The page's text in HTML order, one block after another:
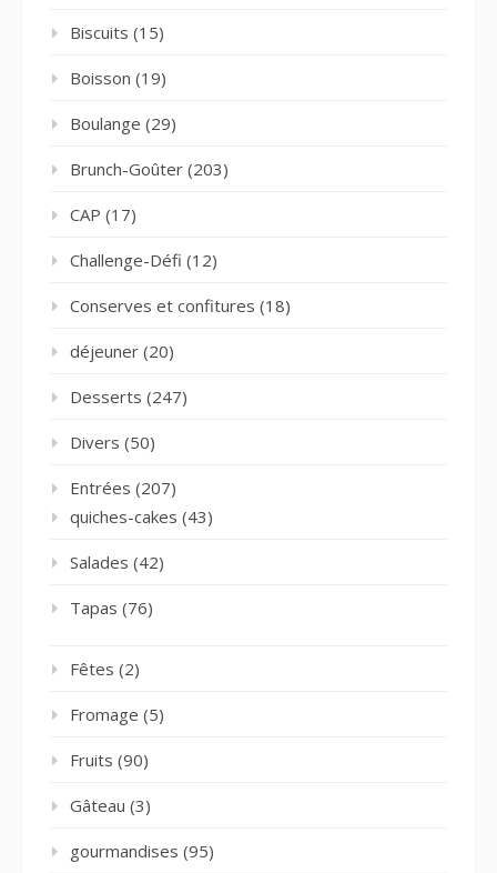
Biscuits (15)
Boisson (19)
Boulange (29)
Brunch-Goûter (203)
CAP (17)
Challenge-Défi (12)
Conserves et confitures (18)
déjeuner (20)
Desserts (247)
Divers (50)
Entrées (207)
quiches-cakes (43)
Salades (42)
Tapas (76)
Fêtes (2)
Fromage (5)
Fruits (90)
Gâteau (3)
gourmandises (95)